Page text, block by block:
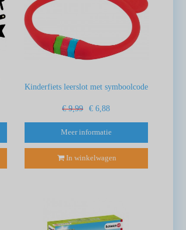
Kinderfiets leerslot met symboolcode
€ 9,99 € 6,88
Meer informatie
In winkelwagen